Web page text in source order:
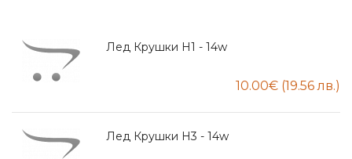
Лед Крушки H1 - 14w
Лед Крушки H3 - 14w